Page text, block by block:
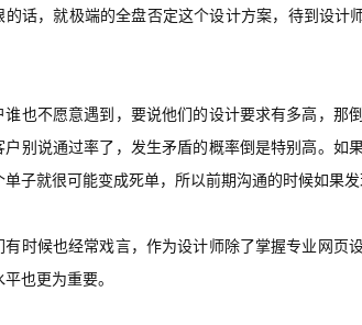
的话，就极端的全盘否定这个设计方案，待到设计
谁也不愿意遇到，要说他们的设计要求有多高，那
户别说通过率了，发生矛盾的概率倒是特别高。如
单子就很可能变成死单，所以前期沟通的时候如果
有时候也经常戏言，作为设计师除了掌握专业网页
平也更为重要。